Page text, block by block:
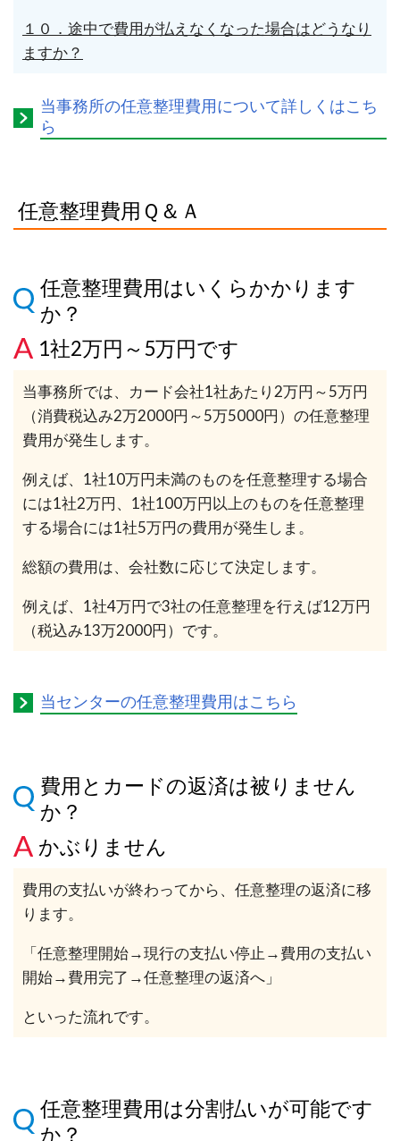
１０．途中で費用が払えなくなった場合はどうなり
ますか？
当事務所の任意整理費用について詳しくはこち
ら
任意整理費用Ｑ＆Ａ
任意整理費用はいくらかかります
か？
1社2万円～5万円です
当事務所では、カード会社1社あたり2万円～5万円
（消費税込み2万2000円～5万5000円）の任意整理
費用が発生します。
例えば、1社10万円未満のものを任意整理する場合
には1社2万円、1社100万円以上のものを任意整理
する場合には1社5万円の費用が発生しま。
総額の費用は、会社数に応じて決定します。
例えば、1社4万円で3社の任意整理を行えば12万円
（税込み13万2000円）です。
当センターの任意整理費用はこちら
費用とカードの返済は被りません
か？
かぶりません
費用の支払いが終わってから、任意整理の返済に移
ります。
「任意整理開始→現行の支払い停止→費用の支払い
開始→費用完了→任意整理の返済へ」
といった流れです。
任意整理費用は分割払いが可能です
か？